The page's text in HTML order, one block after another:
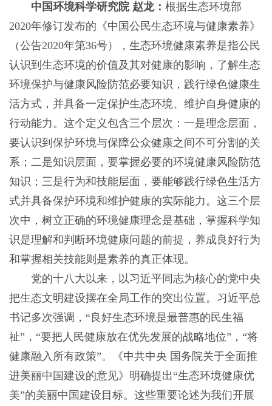
中国环境科学研究院 赵龙： 根据生态环境部
2020年修订发布的《中国公民生态环境与健康素养》
（公告2020年第36号），生态环境健康素养是指公民
认识到生态环境的价值及其对健康的影响，了解生态
环境保护与健康风险防范必要知识，践行绿色健康生
活方式，并具备一定保护生态环境、维护自身健康的
行动能力。这个定义包含三个层次：一是理念层面，
要认识到保护环境与保障公众健康之间不可分割的关
系；二是知识层面，要掌握必要的环境健康风险防范
知识；三是行为和技能层面，要能够践行绿色生活方
式并具备保护环境和维护健康的实际能力。这三个层
次中，树立正确的环境健康理念是基础，掌握科学知
识是理解和判断环境健康问题的前提，养成良好行为
和掌握相关技能则是素养的真正体现。
党的十八大以来，以习近平同志为核心的党中央
把生态文明建设摆在全局工作的突出位置。习近平总
书记多次强调，“良好生态环境是最普惠的民生福
祉”，“要把人民健康放在优先发展的战略地位”，“将
健康融入所有政策”。《中共中央 国务院关于全面推
进美丽中国建设的意见》明确提出“生态环境健康优
美”的美丽中国建设目标。这些重要论述为我们开展